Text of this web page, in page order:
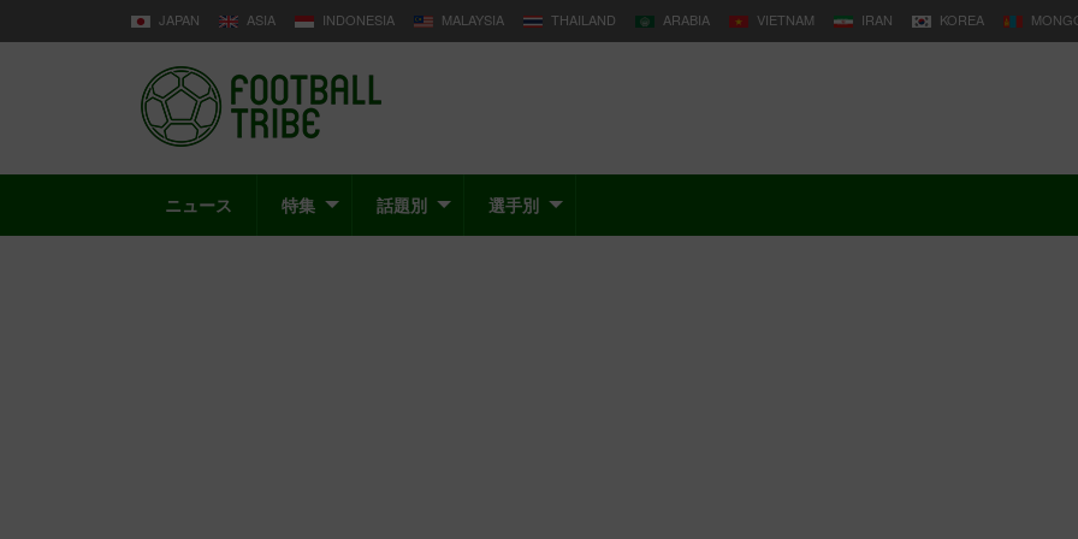
JAPAN ASIA INDONESIA MALAYSIA THAILAND ARABIA VIETNAM IRAN KOREA
ニュース 特集 話題別 選手別